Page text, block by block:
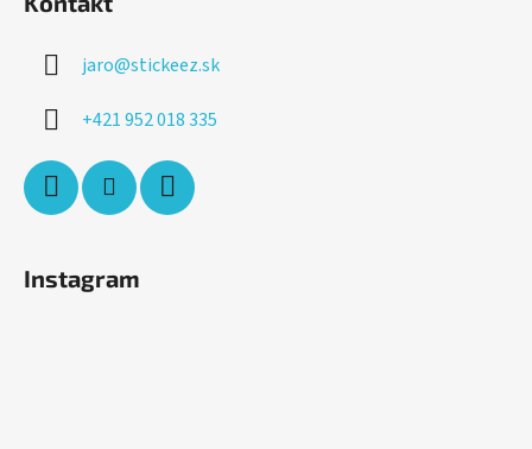
jaro@stickeez.sk
+421 952 018 335
Instagram